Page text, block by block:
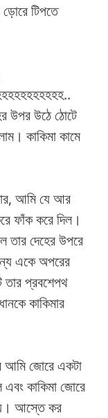
টিপতে
উপর উঠে ঠোটে
কাকিমা কামে
আমি যে আর
ফাঁক করে দিল।
তার দেহের উপরে
একে অপরের
তার প্রবশেপথ
কাকিমার
আমি জোরে একটা
এবং কাকিমা জোরে
আস্তে কর